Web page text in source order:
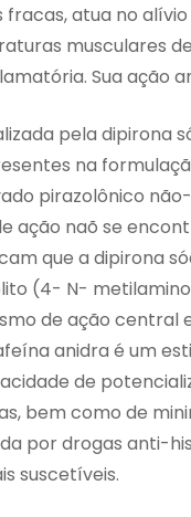
atua no
musculares
Sua ação
pela dipirona
na
pirazolônico
ação naõ se
que a dipirona
(4- N-
de ação central
anidra é um
de
bem como de
por drogas anti-
suscetíveis.